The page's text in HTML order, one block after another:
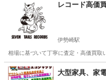
レコード高価
伊勢崎駅
相場に基づいて丁寧に査定・高価買取
群馬 伊勢崎市 伊勢崎駅
大型家具、家